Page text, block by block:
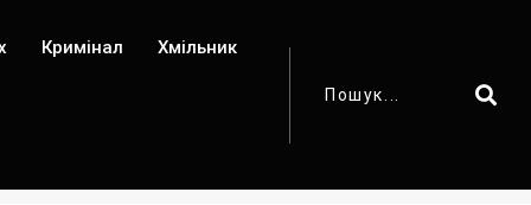
Кримінал Хмільник